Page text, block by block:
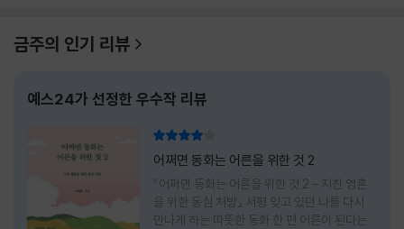
금주의 인기 리뷰
예스24가 선정한 우수작 리뷰
어쩌면 동화는 어른을 위한 것 2
『어쩌면 동화는 어른을 위한 것 2 – 지친 영혼
을 위한 동심 처방』 서평 잊고 있던 나를 다시
만나게 하는 따뜻한 동화 한 편 어른이 된다는